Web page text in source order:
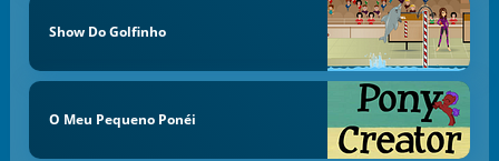
Show Do Golfinho
O Meu Pequeno Ponéi